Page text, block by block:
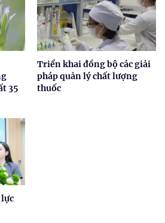
35
Triển khai đồng bộ các giải
pháp quản lý chất lượng
thuốc
lực